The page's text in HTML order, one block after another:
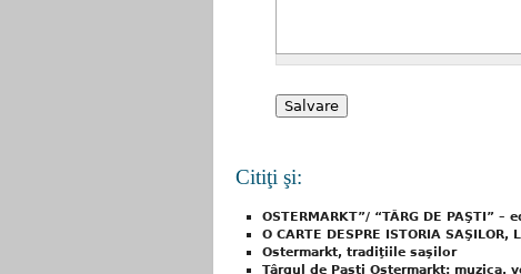
Citiţi şi:
OSTERMARKT”/ “TÂRG DE PAŞTI”
O CARTE DESPRE ISTORIA SAŞILOR,
Ostermarkt, tradiţiile saşilor
Târgul de Paști Ostermarkt: muzica,